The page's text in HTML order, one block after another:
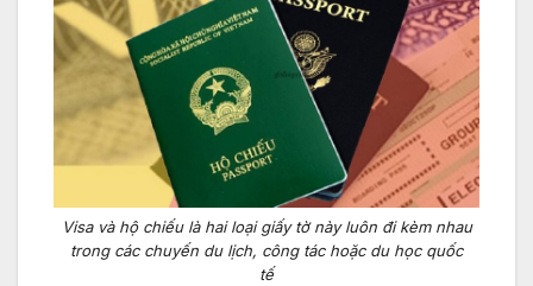
Visa và hộ chiếu là hai loại giấy tờ này luôn đi kèm nhau
trong các chuyến du lịch, công tác hoặc du học quốc
tế